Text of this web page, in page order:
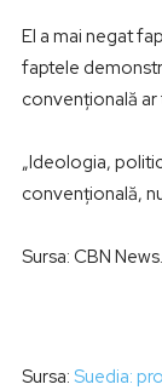
El a mai negat
faptele
convenţională
„Ideologia,
convenţională,
Sursa: CBN News.
Sursa: Suedia: